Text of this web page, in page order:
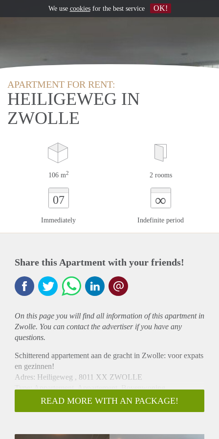
APARTMENT FOR RENT:
HEILIGEWEG IN
ZWOLLE
106 m2 2 rooms
07
Immediately
∞
Indefinite period
Share this Apartment with your friends!
On this page you will find all information of this apartmentin
Zwolle. You can contact the advertiser if you have any
questions.
Schitterend appartement aan de gracht in Zwolle: voor expats
en gezinnen!
Adres: Heiligeweg , 8011 XX ZWOLLE
Type: Appartement, Appartement, Bovenwoning
Wijk: Noordereiland
Welkom bij dit schitterende appartement gelegen aan een van
READ MORE WITH AN PACKAGE!
We use cookiesfor the best service OK!